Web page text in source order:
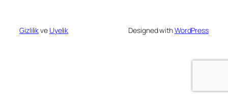
Gizlilikve Uyelik Designed withWordPress